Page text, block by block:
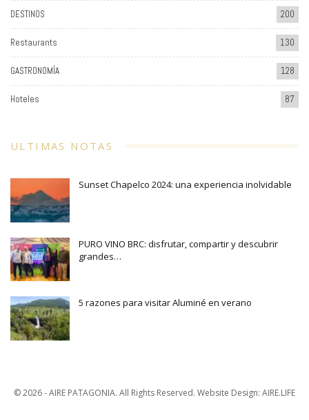
DESTINOS 200
Restaurants 130
GASTRONOMÍA 128
Hoteles 87
ULTIMAS NOTAS
Sunset Chapelco 2024: una experiencia inolvidable
PURO VINO BRC: disfrutar, compartir y descubrir
grandes…
5 razones para visitar Aluminé en verano
© 2026 - AIRE PATAGONIA. All Rights Reserved. Website Design: AIRE.LIFE